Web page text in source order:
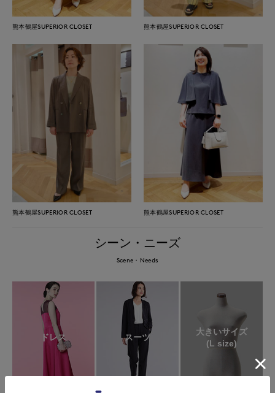
熊本鶴屋SUPERIOR CLOSET 熊本鶴屋SUPERIOR CLOSET
熊本鶴屋SUPERIOR CLOSET 熊本鶴屋SUPERIOR CLOSET
シーン・ニーズ
Scene・Needs
ドレス スーツ
大きいサイズ
(L size)